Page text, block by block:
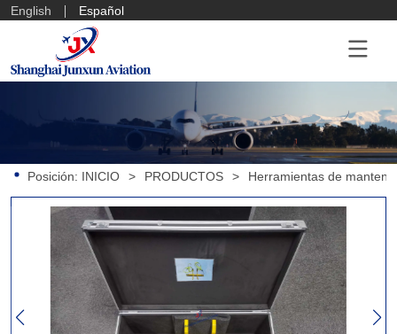
English Español
Posición: INICIO > PRODUCTOS > Herramientas de